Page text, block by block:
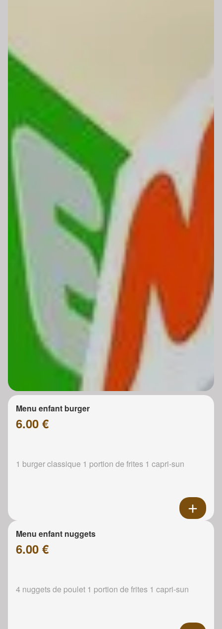
Menu enfant burger
6.00 €
1 burger classique 1 portion de frites 1 capri-sun
Menu enfant nuggets
6.00 €
4 nuggets de poulet 1 portion de frites 1 capri-sun